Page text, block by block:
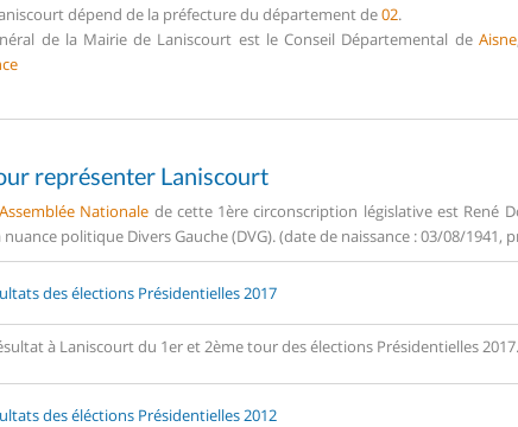
dépend de la préfecture du département de02.
de la Mairie de Laniscourt est le Conseil Départemental de Aisne
représenter Laniscourt
Nationale de cette 1ère circonscription législative est René
nuance politique Divers Gauche (DVG). (date de naissance : 03/08/1941,
des élections Présidentielles 2017
à Laniscourt du 1er et 2ème tour des élections Présidentielles 2017.
des éléctions Présidentielles 2012